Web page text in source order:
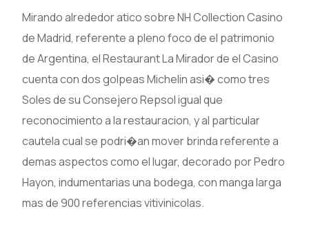
Mirando alrededor atico sobre NH Collection Casino
de Madrid, referente a pleno foco de el patrimonio
de Argentina, el Restaurant La Mirador de el Casino
cuenta con dos golpeas Michelin asi� como tres
Soles de su Consejero Repsol igual que
reconocimiento a la restauracion, y al particular
cautela cual se podri�an mover brinda referente a
demas aspectos como el lugar, decorado por Pedro
Hayon, indumentarias una bodega, con manga larga
mas de 900 referencias vitivinicolas.